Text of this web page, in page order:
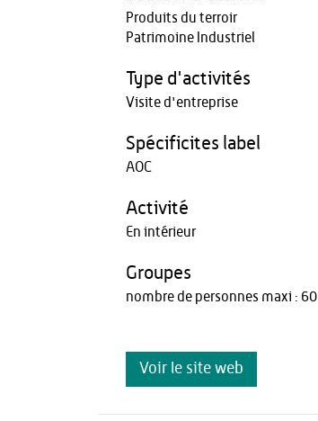
Produits du terroir
Patrimoine Industriel
Type d'activités
Visite d'entreprise
Spécificites label
AOC
Activité
En intérieur
Groupes
nombre de personnes maxi : 60
Voir le site web